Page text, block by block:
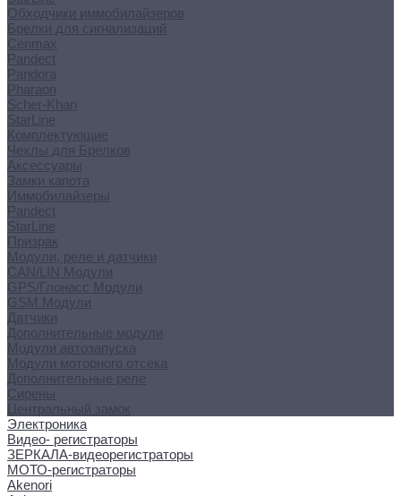
Обходчики иммобилайзеров
Брелки для сигнализаций
Cenmax
Pandect
Pandora
Pharaon
Scher-Khan
StarLine
Комплектующие
Чехлы для Брелков
Аксессуары
Замки капота
Иммобилайзеры
Pandect
StarLine
Призрак
Модули, реле и датчики
CAN/LIN Модули
GPS/Глонасс Модули
GSM Модули
Датчики
Дополнительные модули
Модули автозапуска
Модули моторного отсека
Дополнительные реле
Сирены
Центральный замок
Электроника
Видео- регистраторы
ЗЕРКАЛА-видеорегистраторы
МОТО-регистраторы
Akenori